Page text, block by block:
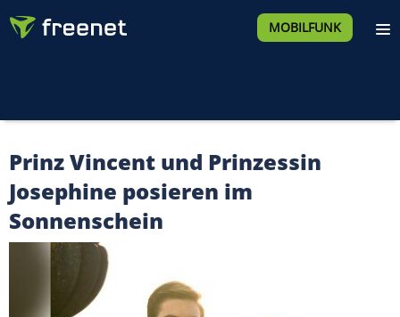
MOBILFUNK
Prinz Vincent und Prinzessin
Josephine posieren im
Sonnenschein